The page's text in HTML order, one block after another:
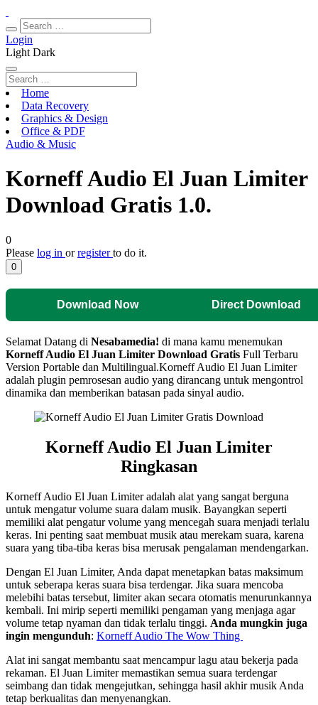
Login
Light Dark
Home
Data Recovery
Graphics & Design
Office & PDF
Audio & Music
Korneff Audio El Juan Limiter
Download Gratis 1.0.
0
Please log in orregisterto do it.
0
Download Now Direct Download
Selamat Datang di Nesabamedia! di mana kamu menemukan
Korneff Audio El Juan Limiter Download Gratis Full Terbaru
Version Portable dan Multilingual.Korneff Audio El Juan Limiter
adalah plugin pemrosesan audio yang dirancang untuk mengontrol
dinamika dan memberikan batasan pada sinyal audio.
Korneff Audio El Juan Limiter
Ringkasan
Korneff Audio El Juan Limiter adalah alat yang sangat berguna
untuk mengatur volume suara dalam musik. Bayangkan seperti
memiliki alat pengatur volume yang mencegah suara menjadi terlalu
keras. Ini penting saat membuat musik atau merekam suara, karena
suara yang tiba-tiba keras bisa merusak pengalaman mendengarkan.
Dengan El Juan Limiter, Anda dapat menetapkan batas maksimum
untuk seberapa keras suara bisa terdengar. Jika suara mencoba
melebihi batas tersebut, limiter akan secara otomatis menurunkannya
kembali. Ini mirip seperti memiliki pengaman yang menjaga agar
volume tetap nyaman dan tidak terlalu tinggi. Anda mungkin juga
ingin mengunduh: Korneff Audio The Wow Thing
Alat ini sangat membantu saat mencampur lagu atau bekerja pada
rekaman. El Juan Limiter memastikan semua suara terdengar
seimbang dan tidak mengejutkan, sehingga hasil akhir musik Anda
tetap berkualitas dan menyenangkan.